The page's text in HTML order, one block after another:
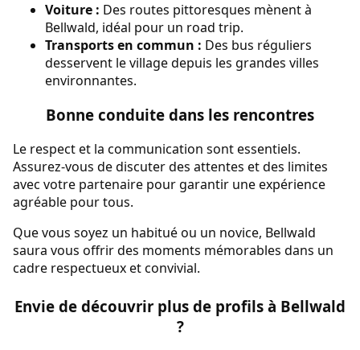
Voiture : Des routes pittoresques mènent à
Bellwald, idéal pour un road trip.
Transports en commun : Des bus réguliers
desservent le village depuis les grandes villes
environnantes.
Bonne conduite dans les rencontres
Le respect et la communication sont essentiels.
Assurez-vous de discuter des attentes et des limites
avec votre partenaire pour garantir une expérience
agréable pour tous.
Que vous soyez un habitué ou un novice, Bellwald
saura vous offrir des moments mémorables dans un
cadre respectueux et convivial.
Envie de découvrir plus de profils à Bellwald
?